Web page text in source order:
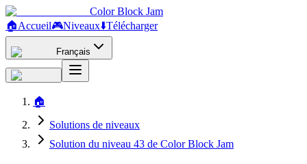
Color Block Jam
🏠Accueil🎮Niveaux⬇️Télécharger
Français
🏠
Solutions de niveaux
Solution du niveau 43 de Color Block Jam